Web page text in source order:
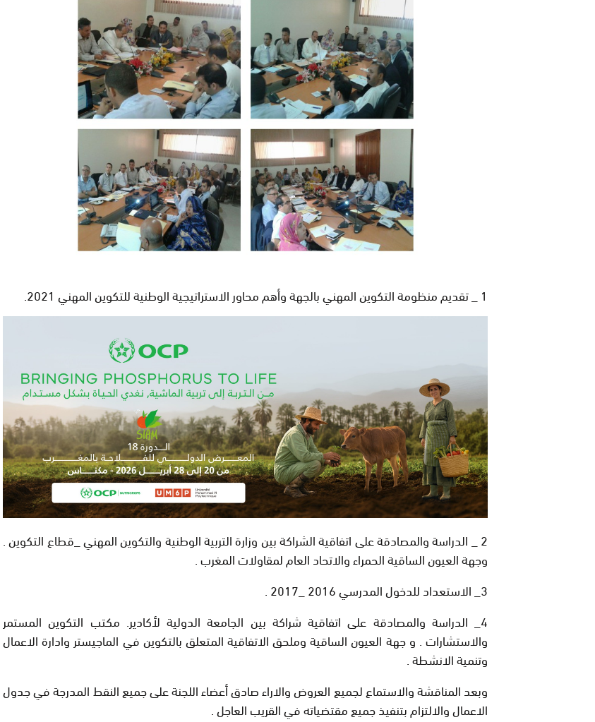
1 _ تقديم منظومة التكوين المهني بالجهة وأهم محاور الاستراتيجية الوطنية للتكوين المهني 2021 .
2 _ الدراسة والمصادقة على اتفاقية الشراكة بين وزارة التربية الوطنية والتكوين المهني _قطاع التكوين.
وجهة العيون الساقية الحمراء والاتحاد العام لمقاولات المغرب.
3_ الاستعداد للدخول المدرسي 2016 _2017
.
4_
الدراسة والمصادقة على اتفاقية شراكة بين الجامعة الدولية لأكادير. مكتب التكوين المستمر
والاستشارات . و جهة العيون الساقية وملحق الاتفاقية المتعلق بالتكوين في الماجيستر وادارة الاعمال
وتنمية الانشطة.
وبعد المناقشة والاستماع لجميع العروض والاراء صادق أعضاء اللجنة على جميع النقط المدرجة في جدول
الاعمال والالتزام بتنفيذ جميع مقتضياته في القريب العاجل .